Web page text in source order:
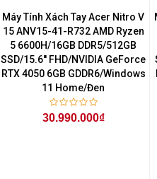
Liên hệ0283
để nhận báo
nhất
Máy Tính Xách Tay Acer Nitro V
15 ANV15-41-R732 AMD Ryzen
5 6600H/16GB DDR5/512GB
SSD/15.6'' FHD/NVIDIA GeForce
RTX 4050 6GB GDDR6/Windows
11 Home/Đen
30.990.000₫